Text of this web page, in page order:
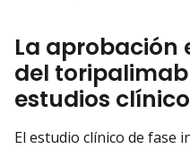
La aprobación
del
estudios
El estudio clínico de fase